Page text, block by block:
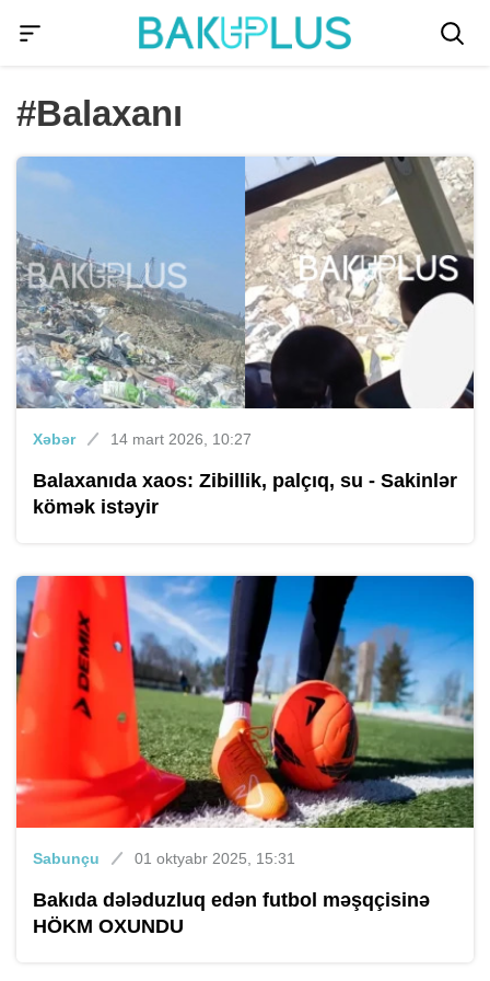
#Balaxanı
Xəbər 14 mart 2026, 10:27
Balaxanıda xaos: Zibillik, palçıq, su - Sakinlər
kömək istəyir
Sabunçu 01 oktyabr 2025, 15:31
Bakıda dələduzluq edən futbol məşqçisinə
HÖKM OXUNDU